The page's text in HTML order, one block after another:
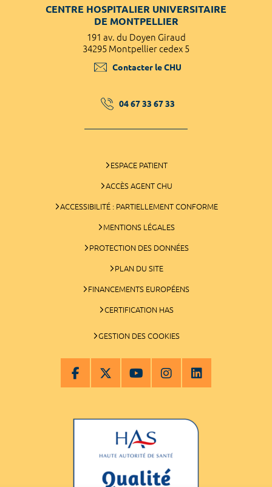
CENTRE HOSPITALIER UNIVERSITAIRE
DE MONTPELLIER
191 av. du Doyen Giraud
34295 Montpellier cedex 5
Contacter le CHU
04 67 33 67 33
ESPACE PATIENT
ACCÈS AGENT CHU
ACCESSIBILITÉ : PARTIELLEMENT CONFORME
MENTIONS LÉGALES
PROTECTION DES DONNÉES
PLAN DU SITE
FINANCEMENTS EUROPÉENS
CERTIFICATION HAS
GESTION DES COOKIES